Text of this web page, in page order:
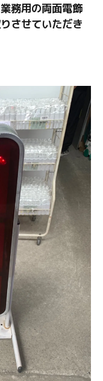
務用の両面電飾
させていただき